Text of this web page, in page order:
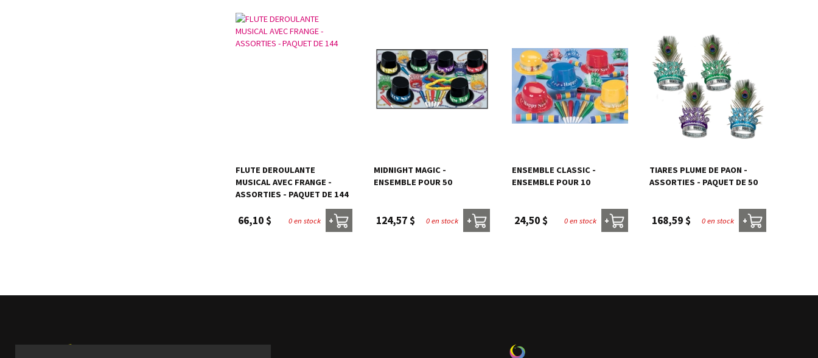
FLUTE DEROULANTE
MUSICAL AVEC FRANGE -
ASSORTIES - PAQUET DE 144
66,10 $ 0 en stock +
MIDNIGHT MAGIC -
ENSEMBLE POUR 50
124,57 $ 0 en stock +
ENSEMBLE CLASSIC -
ENSEMBLE POUR 10
24,50 $ 0 en stock +
TIARES PLUME DE PAON -
ASSORTIES - PAQUET DE 50
168,59 $ 0 en stock +